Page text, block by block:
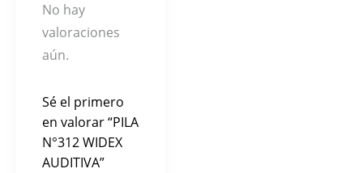
No hay
valoraciones
aún.
Sé el primero
en valorar “PILA
N°312 WIDEX
AUDITIVA”